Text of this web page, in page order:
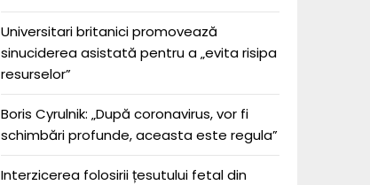
Universitari britanici promovează
sinuciderea asistată pentru a „evita risipa
resurselor”
Boris Cyrulnik: „După coronavirus, vor fi
schimbări profunde, aceasta este regula”
Interzicerea folosirii țesutului fetal din